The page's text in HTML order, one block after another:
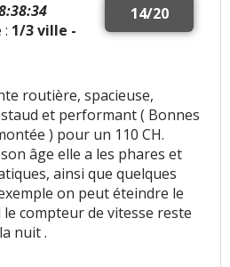
14/20
1/3 ville -
routière, spacieuse,
et performant ( Bonnes
) pour un 110 CH.
âge elle a les phares et
ainsi que quelques
on peut éteindre le
compteur de vitesse reste
nuit .